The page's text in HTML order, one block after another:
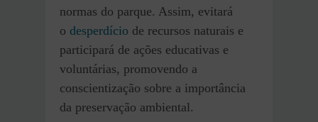
normas do parque. Assim, evitará
o desperdício de recursos naturais e
participará de ações educativas e
voluntárias, promovendo a
conscientização sobre a importância
da preservação ambiental.